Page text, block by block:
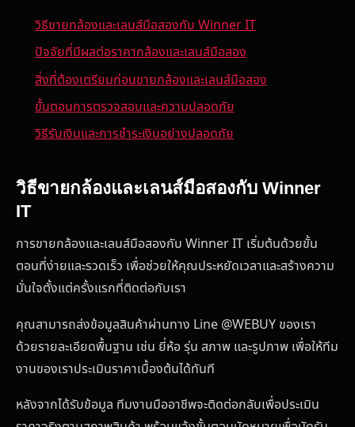
วิธีขายกล้องและเลนส์มือสองกับ Winner IT
ปัจจัยที่มีผลต่อราคากล้องและเลนส์มือสอง
สิ่งที่ต้องเตรียมก่อนขายกล้องและเลนส์มือสอง
ขั้นตอนการตรวจสอบและความปลอดภัย
วิธีรับเงินและการชำระเงินอย่างปลอดภัย
วิธีขายกล้องและเลนส์มือสองกับ Winner
IT
การขายกล้องและเลนส์มือสองกับ Winner IT เริ่มต้นด้วยขั้น
ตอนที่ง่ายและรวดเร็ว เพื่อช่วยให้คุณประหยัดเวลาและสร้างความ
มั่นใจตั้งแต่ครั้งแรกที่ติดต่อกับเรา
คุณสามารถส่งข้อมูลสินค้าผ่านทาง Line @WEBUY ของเรา
ด้วยรายละเอียดพื้นฐาน เช่น ยี่ห้อ รุ่น สภาพ และรูปภาพ เพื่อให้ทีม
งานของเราประเมินราคาเบื้องต้นได้ทันที
หลังจากได้รับข้อมูล ทีมงานมืออาชีพจะติดต่อกลับเพื่อประเมิน